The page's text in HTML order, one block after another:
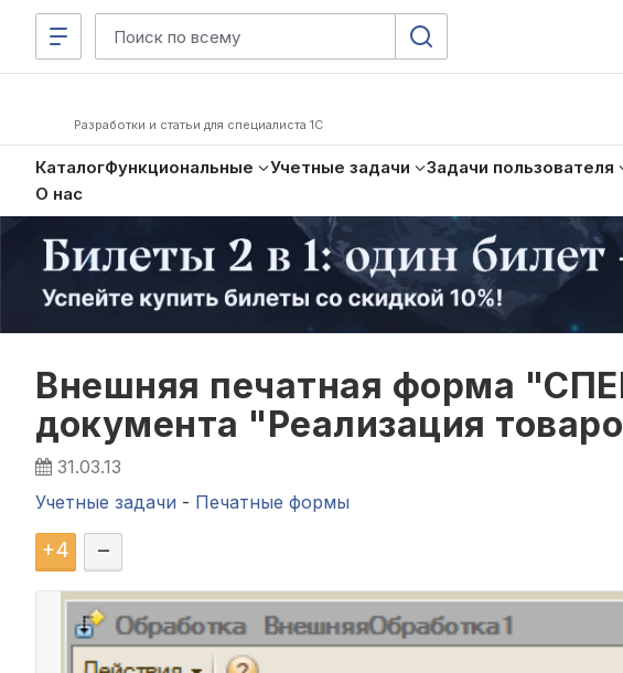
Разработки и статьи для специалиста 1С
КаталогФункциональные Учетные задачи Задачи пользователя
О нас
Внешняя печатная форма
документа "Реализация
31.03.13
Учетные задачи - Печатные формы
+4 –